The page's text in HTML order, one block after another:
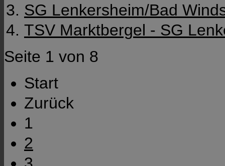
SG Lenkersheim/Bad
TSV Marktbergel - SG
Seite 1 von 8
Start
Zurück
1
2